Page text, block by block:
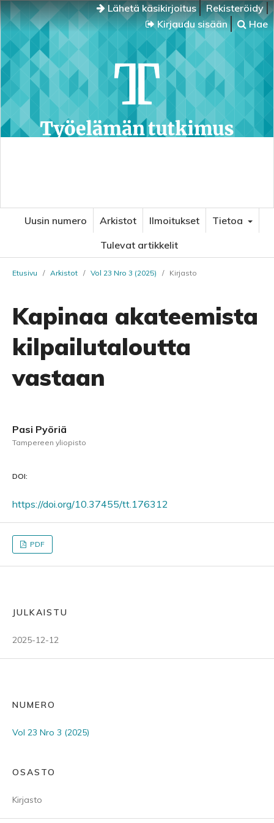
Lähetä käsikirjoitus
Rekisteröidy
Kirjaudu sisään
Hae
Uusin numero Arkistot Ilmoitukset
Tietoa
Tulevat artikkelit
Etusivu / Arkistot / Vol 23 Nro 3 (2025) / Kirjasto
Kapinaa akateemista
kilpailutaloutta
vastaan
Pasi Pyöriä
Tampereen yliopisto
DOI:
https://doi.org/10.37455/tt.176312
PDF
JULKAISTU
2025-12-12
NUMERO
Vol 23 Nro 3 (2025)
OSASTO
Kirjasto